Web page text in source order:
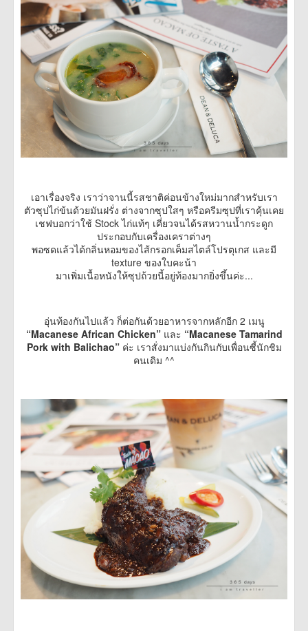
เอาเรื่องจริง เราว่าจานนี้รสชาติค่อนข้างใหม่มากสำหรับเรา
ตัวซุปไก่ข้นด้วยมันฝรั่ง ต่างจากซุปใสๆ หรือครีมซุปที่เราคุ้นเคย
เชฟบอกว่าใช้ Stock ไก่แท้ๆ เคี่ยวจนได้รสหวานน้ำกระดูก
ประกอบกับเครื่องเคราต่างๆ
พอซดแล้วได้กลิ่นหอมของไส้กรอกเค็มสไตล์โปรตุเกส และมี
texture ของใบคะน้า
มาเพิ่มเนื้อหนังให้ซุปถ้วยนี้อยู่ท้องมากยิ่งขึ้นค่ะ...
อุ่นท้องกันไปแล้ว ก็ต่อกันด้วยอาหารจากหลักอีก 2 เมนู
“Macanese African Chicken”และ “Macanese Tamarind
Pork with Balichao”ค่ะ เราสั่งมาแบ่งกันกินกับเพื่อนซี้นักชิม
คนเดิม ^^